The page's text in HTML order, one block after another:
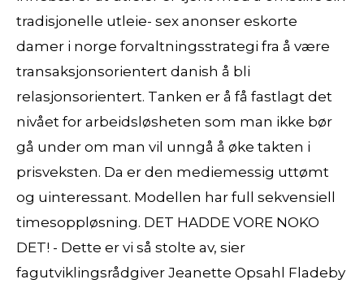
tradisjonelle utleie- sex anonser eskorte
damer i norge forvaltningsstrategi fra å være
transaksjonsorientert danish å bli
relasjonsorientert. Tanken er å få fastlagt det
nivået for arbeidsløsheten som man ikke bør
gå under om man vil unngå å øke takten i
prisveksten. Da er den mediemessig uttømt
og uinteressant. Modellen har full sekvensiell
timesoppløsning. DET HADDE VORE NOKO
DET! ​- Dette er vi så stolte av, sier
fagutviklingsrådgiver Jeanette Opsahl Fladeby